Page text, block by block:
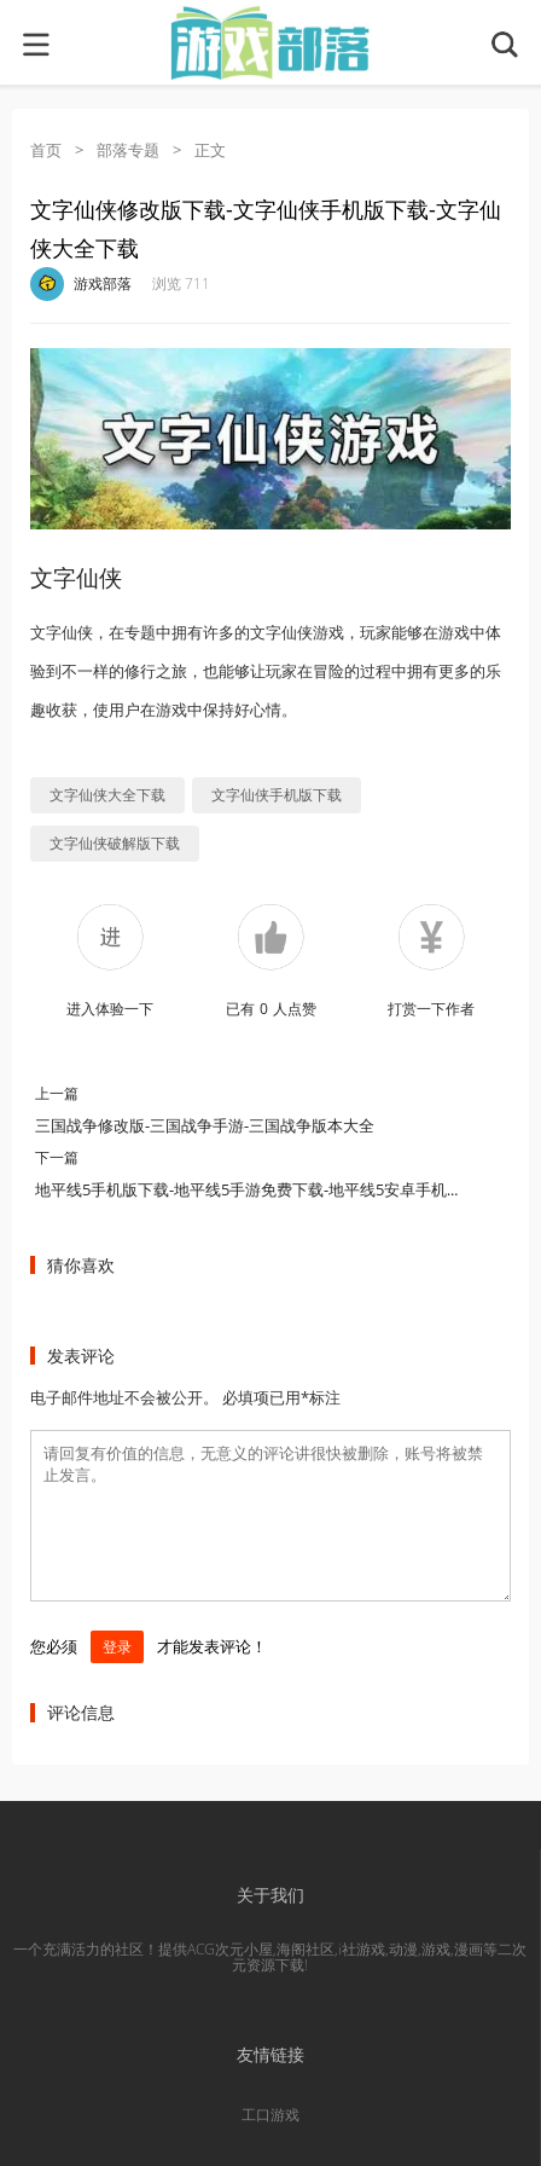
首页 > 部落专题 > 正文
文字仙侠修改版下载-文字仙侠手机版下载-文字仙
侠大全下载
游戏部落 浏览 711
文字仙侠
文字仙侠，在专题中拥有许多的文字仙侠游戏，玩家能够在游戏中体
验到不一样的修行之旅，也能够让玩家在冒险的过程中拥有更多的乐
趣收获，使用户在游戏中保持好心情。
文字仙侠大全下载 文字仙侠手机版下载
文字仙侠破解版下载
进入体验一下 已有 0 人点赞 打赏一下作者
上一篇
三国战争修改版-三国战争手游-三国战争版本大全
下一篇
地平线5手机版下载-地平线5手游免费下载-地平线5安卓手机下载
猜你喜欢
发表评论
电子邮件地址不会被公开。 必填项已用*标注
您必须 登录 才能发表评论！
评论信息
关于我们
一个充满活力的社区！提供ACG次元小屋,海阁社区,i社游戏,动漫,游戏,漫画等二次
元资源下载!
友情链接
工口游戏